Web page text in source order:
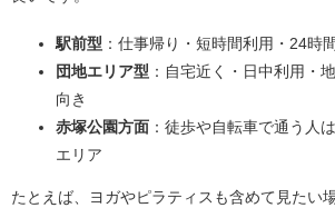
駅前型 ：仕事帰り・短時間利用・24時
団地エリア型 ：自宅近く・日中利用・
向き
赤塚公園方面 ：徒歩や自転車で通う人
エリア
たとえば、ヨガやピラティスも含めて見たい